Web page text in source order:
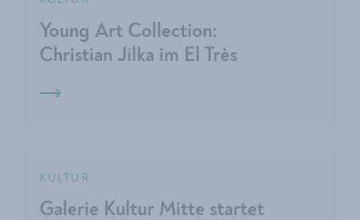
Young Art Collection:
Christian Jilka im El Très
KULTUR
Galerie Kultur Mitte startet